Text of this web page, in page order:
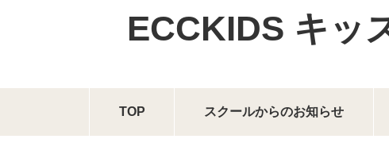
ECCKIDS キッ
TOP スクールからのお知らせ